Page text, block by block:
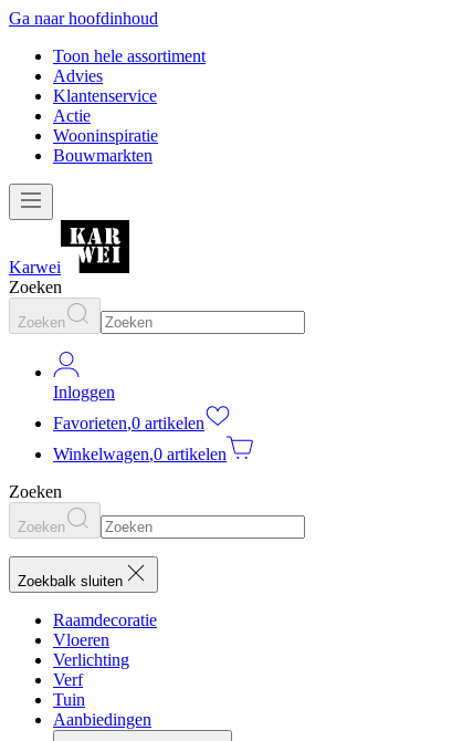
Ga naar hoofdinhoud
Toon hele assortiment
Advies
Klantenservice
Actie
Wooninspiratie
Bouwmarkten
Karwei
Zoeken
Zoeken
Inloggen
Favorieten,0 artikelen
Winkelwagen,0 artikelen
Zoeken
Zoeken
Zoekbalk sluiten
Raamdecoratie
Vloeren
Verlichting
Verf
Tuin
Aanbiedingen